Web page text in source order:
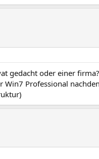
gedacht oder einer
Win7 Professional